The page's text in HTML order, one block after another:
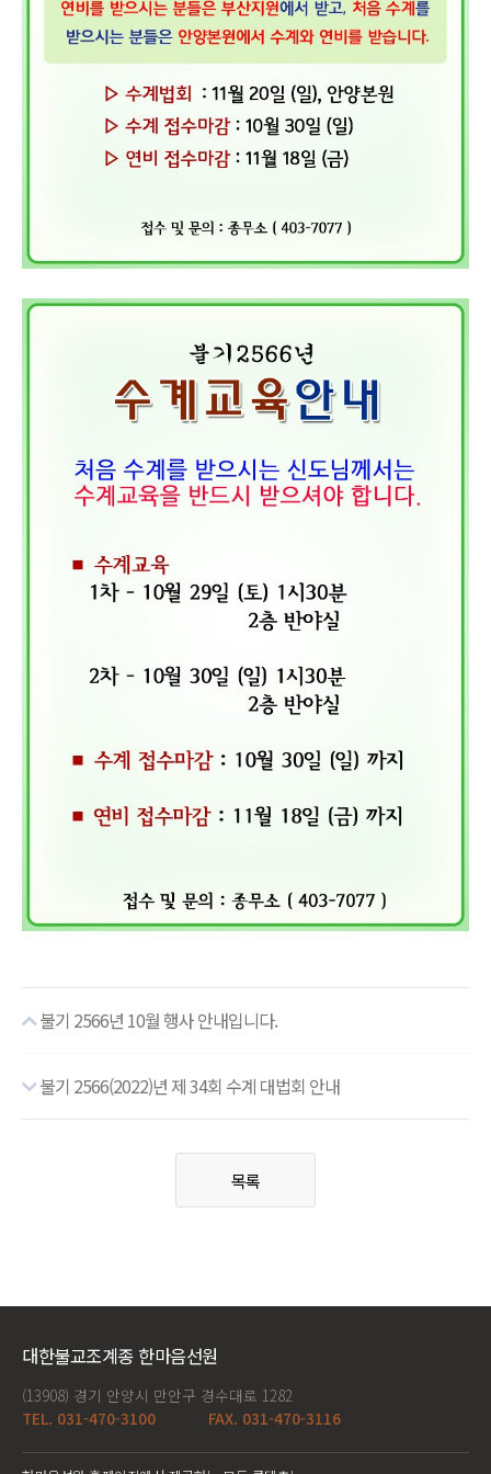
불기 2566년 10월 행사 안내입니다.
불기 2566(2022)년 제 34회 수계 대법회 안내
목록
대한불교조계종 한마음선원
(13908) 경기 안양시 만안구 경수대로 1282
TEL. 031-470-3100
FAX. 031-470-3116